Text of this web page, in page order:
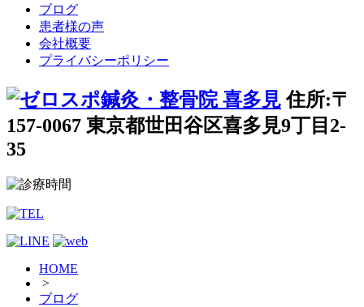
ブログ
患者様の声
会社概要
プライバシーポリシー
住所:〒
157-0067 東京都世田谷区喜多見9丁目2-
35
HOME
>
ブログ